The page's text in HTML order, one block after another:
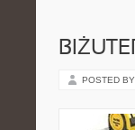
POSTED